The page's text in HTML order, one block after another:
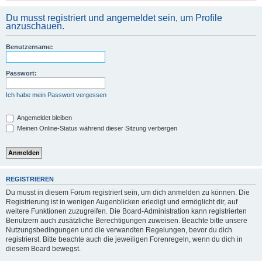
Du musst registriert und angemeldet sein, um Profile
anzuschauen.
Benutzername:
Passwort:
Ich habe mein Passwort vergessen
Angemeldet bleiben
Meinen Online-Status während dieser Sitzung verbergen
REGISTRIEREN
Du musst in diesem Forum registriert sein, um dich anmelden zu können. Die
Registrierung ist in wenigen Augenblicken erledigt und ermöglicht dir, auf
weitere Funktionen zuzugreifen. Die Board-Administration kann registrierten
Benutzern auch zusätzliche Berechtigungen zuweisen. Beachte bitte unsere
Nutzungsbedingungen und die verwandten Regelungen, bevor du dich
registrierst. Bitte beachte auch die jeweiligen Forenregeln, wenn du dich in
diesem Board bewegst.